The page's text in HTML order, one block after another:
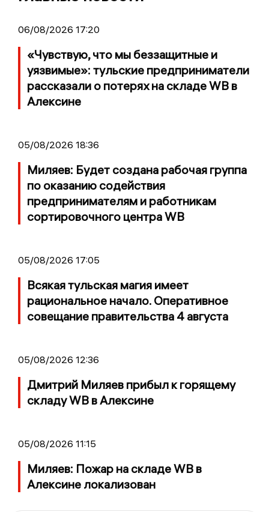
06/08/2026 17:20
«Чувствую, что мы беззащитные и
уязвимые»: тульские предприниматели
рассказали о потерях на складе WB в
Алексине
05/08/2026 18:36
Миляев: Будет создана рабочая группа
по оказанию содействия
предпринимателям и работникам
сортировочного центра WB
05/08/2026 17:05
Всякая тульская магия имеет
рациональное начало. Оперативное
совещание правительства 4 августа
05/08/2026 12:36
Дмитрий Миляев прибыл к горящему
складу WB в Алексине
05/08/2026 11:15
Миляев: Пожар на складе WB в
Алексине локализован